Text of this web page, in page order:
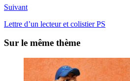
Suivant
Lettre d’un lecteur et colistier PS
Sur le même thème